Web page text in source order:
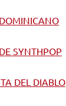
SYNTHPOP
DEL DIABLO